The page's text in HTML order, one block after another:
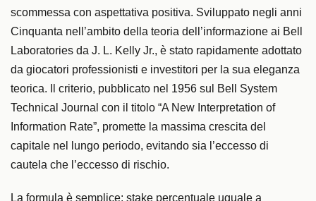
scommessa con aspettativa positiva. Sviluppato negli anni
Cinquanta nell’ambito della teoria dell’informazione ai Bell
Laboratories da J. L. Kelly Jr., è stato rapidamente adottato
da giocatori professionisti e investitori per la sua eleganza
teorica. Il criterio, pubblicato nel 1956 sul Bell System
Technical Journal con il titolo “A New Interpretation of
Information Rate”, promette la massima crescita del
capitale nel lungo periodo, evitando sia l’eccesso di
cautela che l’eccesso di rischio.
La formula è semplice: stake percentuale uguale a